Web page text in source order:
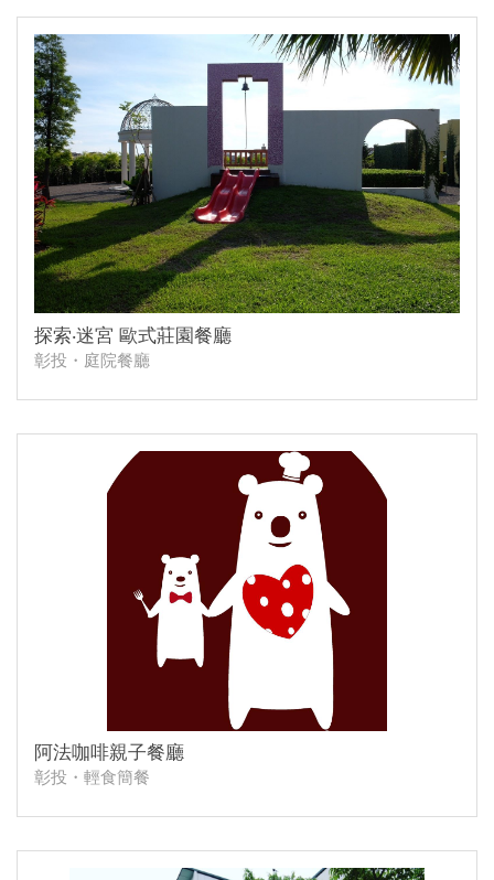
探索‧迷宮 歐式莊園餐廳
彰投・庭院餐廳
阿法咖啡親子餐廳
彰投・輕食簡餐